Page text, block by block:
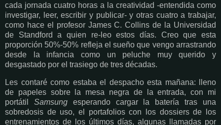
cada jornada cuatro horas a la creatividad -entendida como
investigar, leer, escribir y publicar- y otras cuatro a trabajar,
como hace el profesor James C. Collins de la Universidad
de Standford a quien re-leo estos días. Creo que esta
proporción 50%-50% refleja el sueño que vengo arrastrando
desde la infancia como un peluche muy querido y
desgastado por el trasiego de tres décadas.
Les contaré como estaba el despacho esta mañana: lleno
de papeles sobre la mesa negra de la entrada, con mi
portátil Samsung esperando cargar la batería tras una
sobredosis de uso, el portafolios con los dossiers de los
entrenamientos de los últimos días, algunas llamadas por